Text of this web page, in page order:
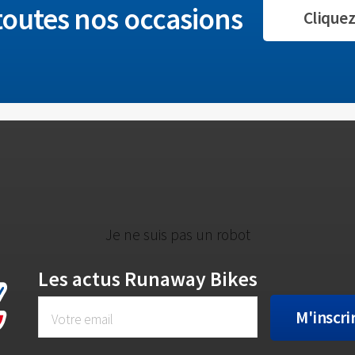
nos occasions
Je ne suis pas un robot
Les actus Runaway Bikes